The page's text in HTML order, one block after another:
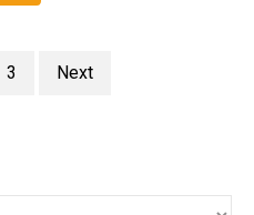
3 Next